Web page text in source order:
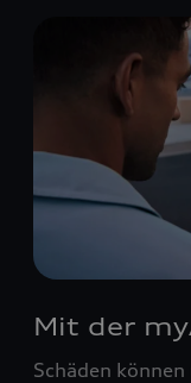
Mit der
Schäden